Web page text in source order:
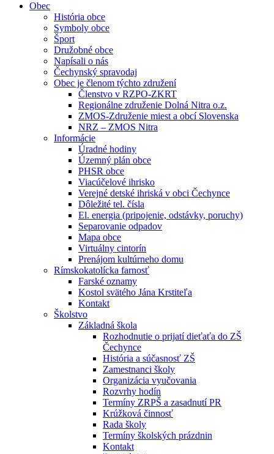
Obec
História obce
Symboly obce
Šport
Družobné obce
Napísali o nás
Čechynský spravodaj
Obec je členom týchto združení
Členstvo v RZPO-ZKRT
Regionálne združenie Dolná Nitra o.z.
ZMOS-Združenie miest a obcí Slovenska
NRZ – ZMOS Nitra
Informácie
Úradné hodiny
Územný plán obce
PHSR obce
Viacúčelové ihrisko
Verejné detské ihriská v obci Čechynce
Dôležité tel. čísla
El. energia (pripojenie, odstávky, poruchy)
Separovanie odpadov
Mapa obce
Virtuálny cintorín
Prenájom kultúrneho domu
Rímskokatolícka farnosť
Farské oznamy
Kostol svätého Jána Krstiteľa
Kontakt
Školstvo
Základná škola
Rozhodnutie o prijatí dieťaťa do ZŠ
Čechynce
História a súčasnosť ZŠ
Zamestnanci školy
Organizácia vyučovania
Rozvrhy hodín
Termíny ZRPŠ a zasadnutí PR
Krúžková činnosť
Rada školy
Termíny školských prázdnin
Kontakt